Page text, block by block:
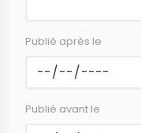
Publié après le
Publié avant le